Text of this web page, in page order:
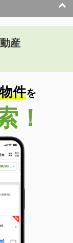
島
瀬
産
件を
！